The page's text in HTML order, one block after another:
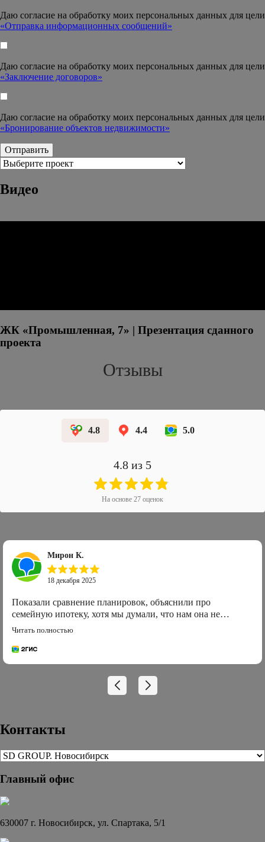
Даю согласие на обработку моих персональных данных для цели
«Отправка информационных сообщений»
Даю согласие на обработку моих персональных данных для цели
«Заключение договоров»
Даю согласие на обработку моих персональных данных для цели
«Бронирование объектов недвижимости»
Видео
ЖК «Промышленная, 7» | Презентация сданного
проекта
Отзывы
4.8 4.4 5.0
4.8 из 5
На основе 27 оценок
Мирон К.
18 декабря 2025
Показали сравнение планировок, объяснили про
семейную ипотеку, хотя мы думали, что нам она не
подойдет, в итоге оформляемся
Читать полностью
Контакты
Главный офис
630007 г. Новосибирск, ул. Спартака, 5/1